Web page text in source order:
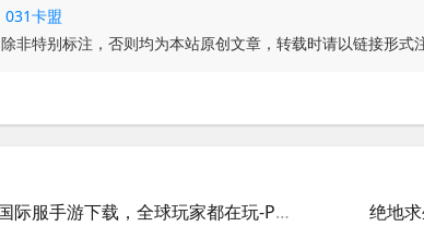
031卡盟
除非特别标注，否则均为本站原创文章，转载时请以链接形式
绝地求生PUBG国际服手游下载，全球玩家都在玩-PUBG国际服手游攻略：新手必看的入门技巧